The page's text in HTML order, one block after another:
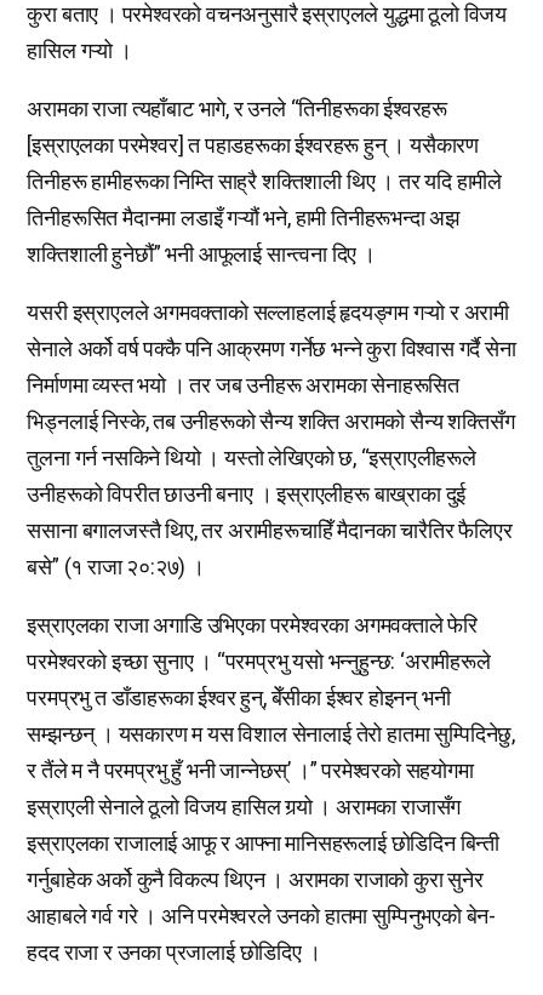
कुरा बताए । परमेश्वरको वचनअनुसारै इस्राएलले युद्धमा ठूलो विजय
हासिल गऱ्यो ।
अरामका राजा त्यहाँबाट भागे, र उनले “तिनीहरूका ईश्वरहरू
[इस्राएलका परमेश्वर] त पहाडहरूका ईश्वरहरू हुन् । यसैकारण
तिनीहरू हामीहरूका निम्ति साह्रै शक्तिशाली थिए । तर यदि हामीले
तिनीहरूसित मैदानमा लडाइँ गऱ्यौं भने, हामी तिनीहरूभन्दा अझ
शक्तिशाली हुनेछौं” भनी आफूलाई सान्त्वना दिए ।
यसरी इस्राएलले अगमवक्ताको सल्लाहलाई हृदयङ्गम गऱ्यो र अरामी
सेनाले अर्को वर्ष पक्कै पनि आक्रमण गर्नेछ भन्ने कुरा विश्वास गर्दै सेना
निर्माणमा व्यस्त भयो । तर जब उनीहरू अरामका सेनाहरूसित
भिड्नलाई निस्के, तब उनीहरूको सैन्य शक्ति अरामको सैन्य शक्तिसँग
तुलना गर्न नसकिने थियो । यस्तो लेखिएको छ, “इस्राएलीहरूले
उनीहरूको विपरीत छाउनी बनाए । इस्राएलीहरू बाख्राका दुई
ससाना बगालजस्तै थिए, तर अरामीहरूचाहिँ मैदानका चारैतिर फैलिएर
बसे” (१ राजा २०:२७) ।
इस्राएलका राजा अगाडि उभिएका परमेश्वरका अगमवक्ताले फेरि
परमेश्वरको इच्छा सुनाए । “परमप्रभु यसो भन्नुहुन्छ: ‘अरामीहरूले
परमप्रभु त डाँडाहरूका ईश्वर हुन्, बेँसीका ईश्वर होइनन् भनी
सम्झन्छन् । यसकारण म यस विशाल सेनालाई तेरो हातमा सुम्पिदिनेछु,
र तैंले म नै परमप्रभु हुँ भनी जान्नेछस्’ ।” परमेश्वरको सहयोगमा
इस्राएली सेनाले ठूलो विजय हासिल गर्‍यो । अरामका राजासँग
इस्राएलका राजालाई आफू र आफ्ना मानिसहरूलाई छोडिदिन बिन्ती
गर्नुबाहेक अर्को कुनै विकल्प थिएन । अरामका राजाको कुरा सुनेर
आहाबले गर्व गरे । अनि परमेश्वरले उनको हातमा सुम्पिनुभएको बेन-
हदद राजा र उनका प्रजालाई छोडिदिए ।